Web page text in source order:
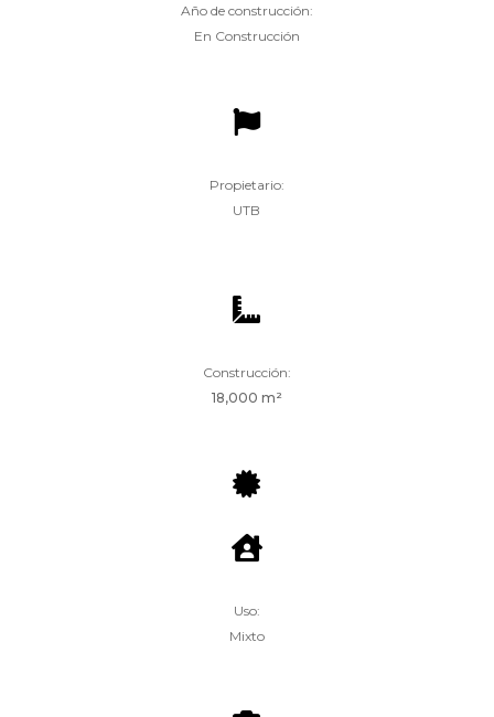
Año de construcción:
En Construcción

Propietario:
UTB

Construcción:
18,000 m²


Uso:
Mixto